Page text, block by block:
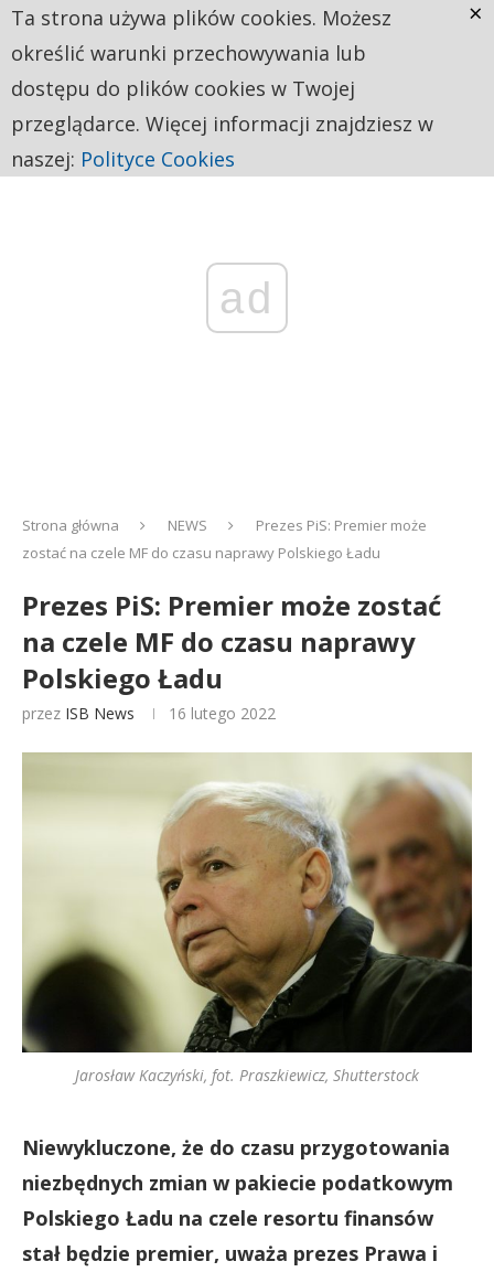
ad
Strona główna NEWS
Prezes PiS: Premier może
zostać na czele MF do czasu naprawy Polskiego Ładu
Prezes PiS: Premier może zostać
na czele MF do czasu naprawy
Polskiego Ładu
przez ISB News 16 lutego 2022
Jarosław Kaczyński, fot. Praszkiewicz, Shutterstock
Niewykluczone, że do czasu przygotowania
niezbędnych zmian w pakiecie podatkowym
Polskiego Ładu na czele resortu finansów
stał będzie premier, uważa prezes Prawa i
Ta strona używa plików cookies. Możesz
określić warunki przechowywania lub
dostępu do plików cookies w Twojej
przeglądarce. Więcej informacji znajdziesz w
naszej: Polityce Cookies
×